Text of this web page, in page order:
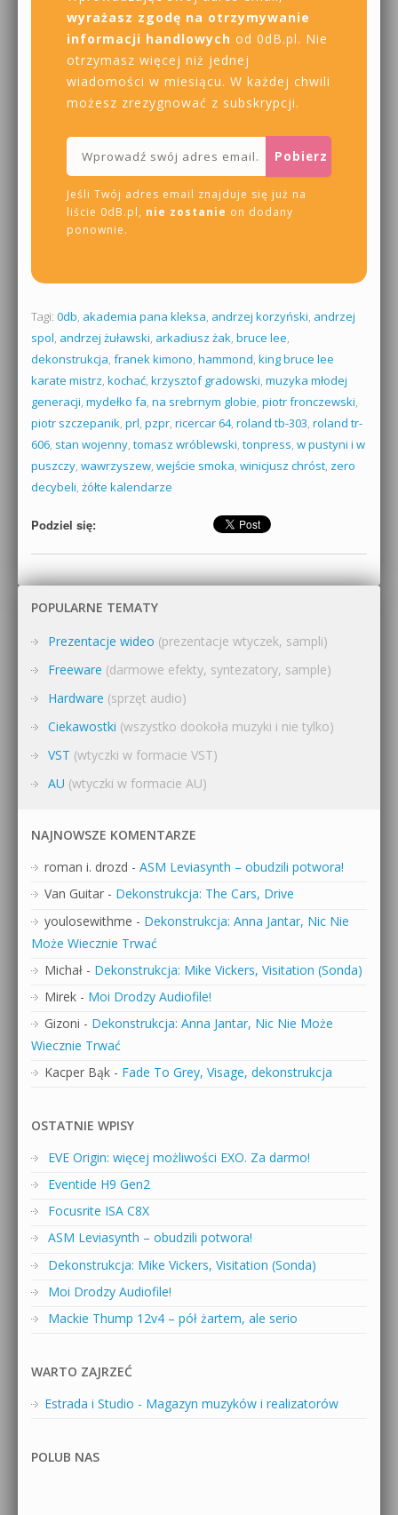
wyrażasz zgodę na otrzymywanie
informacji handlowych od 0dB.pl. Nie
otrzymasz więcej niż jednej
wiadomości w miesiącu. W każdej chwili
możesz zrezygnować z subskrypcji.
Jeśli Twój adres email znajduje się już na
liście 0dB.pl, nie zostanie on dodany
ponownie.
Tagi: 0db, akademia pana kleksa, andrzej korzyński, andrzej
spol, andrzej żuławski, arkadiusz żak, bruce lee,
dekonstrukcja, franek kimono, hammond, king bruce lee
karate mistrz, kochać, krzysztof gradowski, muzyka młodej
generacji, mydełko fa, na srebrnym globie, piotr fronczewski,
piotr szczepanik, prl, pzpr, ricercar 64, roland tb-303, roland tr-
606, stan wojenny, tomasz wróblewski, tonpress, w pustyni i w
puszczy, wawrzyszew, wejście smoka, winicjusz chróst, zero
decybeli, żółte kalendarze
Podziel się:
POPULARNE TEMATY
Prezentacje wideo (prezentacje wtyczek, sampli)
Freeware (darmowe efekty, syntezatory, sample)
Hardware (sprzęt audio)
Ciekawostki (wszystko dookoła muzyki i nie tylko)
VST (wtyczki w formacie VST)
AU (wtyczki w formacie AU)
NAJNOWSZE KOMENTARZE
roman i. drozd - ASM Leviasynth – obudzili potwora!
Van Guitar - Dekonstrukcja: The Cars, Drive
youlosewithme - Dekonstrukcja: Anna Jantar, Nic Nie
Może Wiecznie Trwać
Michał - Dekonstrukcja: Mike Vickers, Visitation (Sonda)
Mirek - Moi Drodzy Audiofile!
Gizoni - Dekonstrukcja: Anna Jantar, Nic Nie Może
Wiecznie Trwać
Kacper Bąk - Fade To Grey, Visage, dekonstrukcja
OSTATNIE WPISY
EVE Origin: więcej możliwości EXO. Za darmo!
Eventide H9 Gen2
Focusrite ISA C8X
ASM Leviasynth – obudzili potwora!
Dekonstrukcja: Mike Vickers, Visitation (Sonda)
Moi Drodzy Audiofile!
Mackie Thump 12v4 – pół żartem, ale serio
WARTO ZAJRZEĆ
Estrada i Studio - Magazyn muzyków i realizatorów
POLUB NAS